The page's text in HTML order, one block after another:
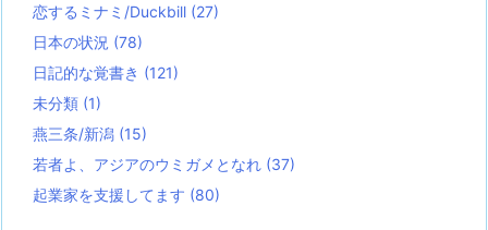
恋するミナミ/Duckbill (27)
日本の状況 (78)
日記的な覚書き (121)
未分類 (1)
燕三条/新潟 (15)
若者よ、アジアのウミガメとなれ (37)
起業家を支援してます (80)